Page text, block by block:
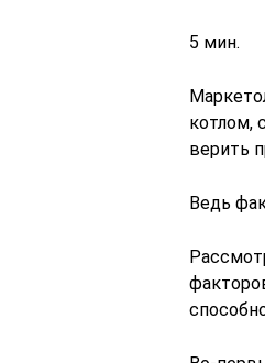
5 мин.
котлом,
верить
Ведь